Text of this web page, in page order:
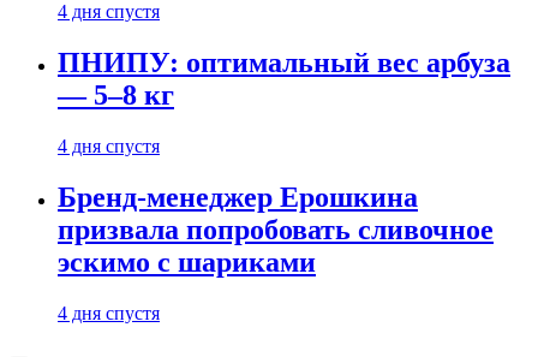
4 дня спустя
ПНИПУ: оптимальный вес арбуза
— 5–8 кг
4 дня спустя
Бренд-менеджер Ерошкина
призвала попробовать сливочное
эскимо с шариками
4 дня спустя